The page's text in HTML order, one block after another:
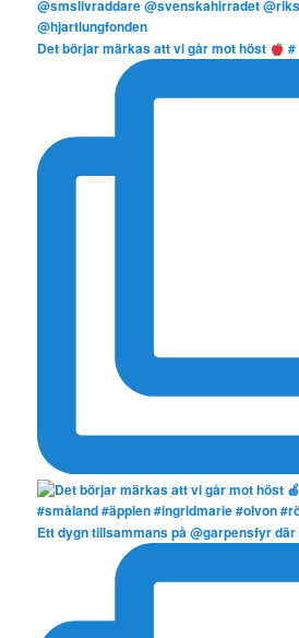
Det börjar märkas att vi går mot höst #
Ett dygn tillsammans på @garpensfyr